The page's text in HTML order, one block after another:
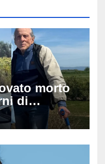
morto
di